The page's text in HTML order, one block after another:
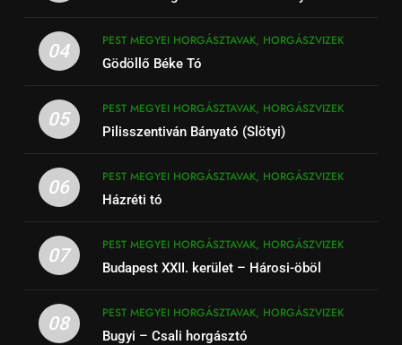
04
PEST MEGYEI HORGÁSZTAVAK, HORGÁSZVIZEK
Gödöllő Béke Tó
05
PEST MEGYEI HORGÁSZTAVAK, HORGÁSZVIZEK
Pilisszentiván Bányató (Slötyi)
06
PEST MEGYEI HORGÁSZTAVAK, HORGÁSZVIZEK
Házréti tó
07
PEST MEGYEI HORGÁSZTAVAK, HORGÁSZVIZEK
Budapest XXII. kerület – Hárosi-öböl
08
PEST MEGYEI HORGÁSZTAVAK, HORGÁSZVIZEK
Bugyi – Csali horgásztó